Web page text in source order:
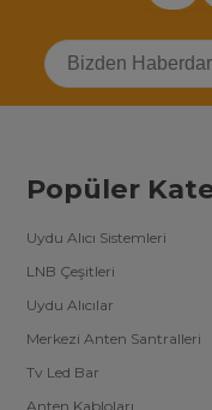
Popüler
Uydu Alıcı Sistemleri
LNB Çeşitleri
Uydu Alıcılar
Merkezi Anten Santralleri
Tv Led Bar
Anten Kabloları